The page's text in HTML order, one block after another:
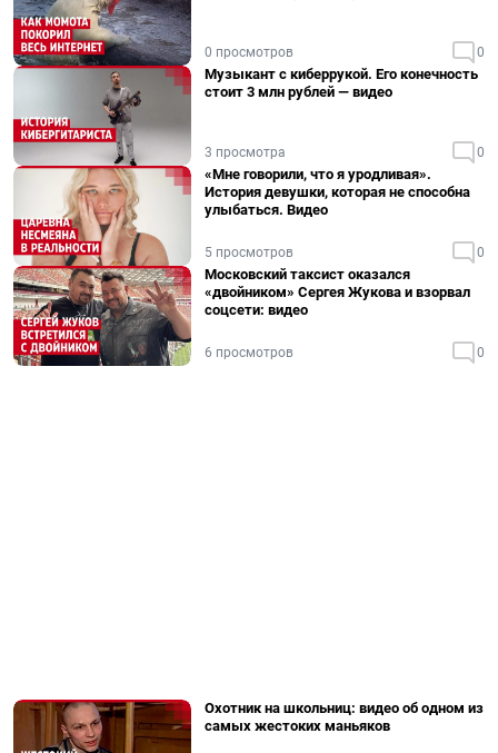
0 просмотров 0
Музыкант с киберрукой. Его конечность
стоит 3 млн рублей — видео
3 просмотра 0
«Мне говорили, что я уродливая».
История девушки, которая не способна
улыбаться. Видео
5 просмотров 0
Московский таксист оказался
«двойником» Сергея Жукова и взорвал
соцсети: видео
6 просмотров 0
Охотник на школьниц: видео об одном из
самых жестоких маньяков